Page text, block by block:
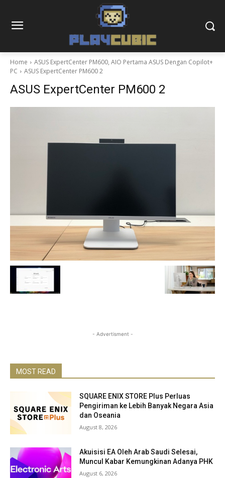
Home
ASUS ExpertCenter PM600, AIO Pertama ASUS Dengan Copilot+
PC
ASUS ExpertCenter PM600 2
ASUS ExpertCenter PM600 2
- Advertisment -
MOST READ
SQUARE ENIX STORE Plus Perluas
Pengiriman ke Lebih Banyak Negara Asia
dan Oseania
August 8, 2026
Akuisisi EA Oleh Arab Saudi Selesai,
Muncul Kabar Kemungkinan Adanya PHK
August 6, 2026